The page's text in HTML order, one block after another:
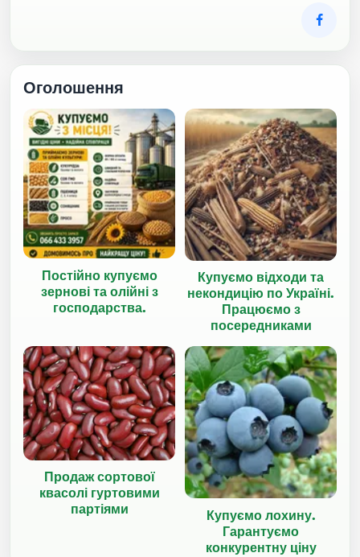
Оголошення
Постійно купуємо
зернові та олійні з
господарства.
Купуємо відходи та
некондицію по Україні.
Працюємо з
посередниками
Продаж сортової
квасолі гуртовими
партіями
Купуємо лохину.
Гарантуємо
конкурентну ціну